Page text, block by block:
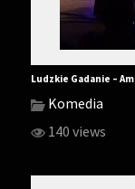
Ludzkie Gadanie –
Komedia
140 views